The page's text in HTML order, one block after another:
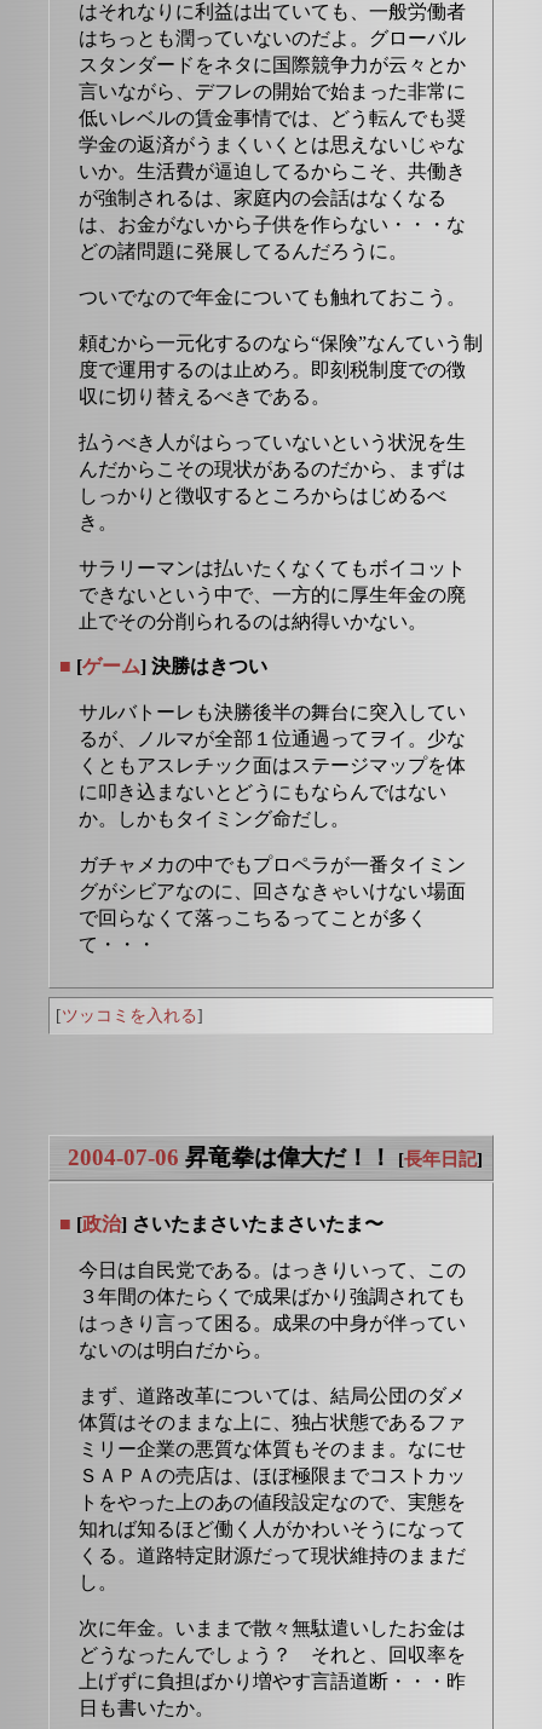
はそれなりに利益は出ていても、一般労働者
はちっとも潤っていないのだよ。グローバル
スタンダードをネタに国際競争力が云々とか
言いながら、デフレの開始で始まった非常に
低いレベルの賃金事情では、どう転んでも奨
学金の返済がうまくいくとは思えないじゃな
いか。生活費が逼迫してるからこそ、共働き
が強制されるは、家庭内の会話はなくなる
は、お金がないから子供を作らない・・・な
どの諸問題に発展してるんだろうに。
ついでなので年金についても触れておこう。
頼むから一元化するのなら“保険”なんていう制
度で運用するのは止めろ。即刻税制度での徴
収に切り替えるべきである。
払うべき人がはらっていないという状況を生
んだからこその現状があるのだから、まずは
しっかりと徴収するところからはじめるべ
き。
サラリーマンは払いたくなくてもボイコット
できないという中で、一方的に厚生年金の廃
止でその分削られるのは納得いかない。
■ [ゲーム] 決勝はきつい
サルバトーレも決勝後半の舞台に突入してい
るが、ノルマが全部１位通過ってヲイ。少な
くともアスレチック面はステージマップを体
に叩き込まないとどうにもならんではない
か。しかもタイミング命だし。
ガチャメカの中でもプロペラが一番タイミン
グがシビアなのに、回さなきゃいけない場面
で回らなくて落っこちるってことが多く
て・・・
[ツッコミを入れる]
2004-07-06 昇竜拳は偉大だ！！ [長年日記]
■ [政治] さいたまさいたまさいたま〜
今日は自民党である。はっきりいって、この
３年間の体たらくで成果ばかり強調されても
はっきり言って困る。成果の中身が伴ってい
ないのは明白だから。
まず、道路改革については、結局公団のダメ
体質はそのままな上に、独占状態であるファ
ミリー企業の悪質な体質もそのまま。なにせ
ＳＡＰＡの売店は、ほぼ極限までコストカッ
トをやった上のあの値段設定なので、実態を
知れば知るほど働く人がかわいそうになって
くる。道路特定財源だって現状維持のままだ
し。
次に年金。いままで散々無駄遣いしたお金は
どうなったんでしょう？ それと、回収率を
上げずに負担ばかり増やす言語道断・・・昨
日も書いたか。